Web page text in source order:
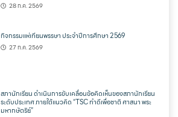
28 ก.ค. 2569
กิจกรรมแห่เทียนพรรษา ประจำปีการศึกษา 2569
27 ก.ค. 2569
สภานักเรียน ดำเนินการขับเคลื่อนข้อคิดเห็นของสภานักเรียน
ระดับประเทศ ภายใต้แนวคิด “TSC ทำดีเพื่อชาติ ศาสนา พระ
มหากษัตริย์”